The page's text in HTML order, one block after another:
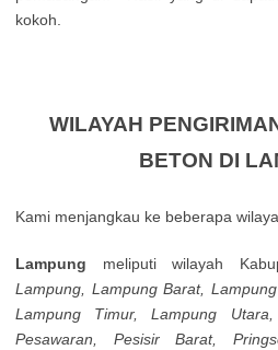
kokoh.
WILAYAH
BETON DI
Kami menjangkau ke beberapa
Lampung meliputi wilayah
Lampung, Lampung Barat,
Lampung Timur, Lampung
Pesawaran, Pesisir Barat,